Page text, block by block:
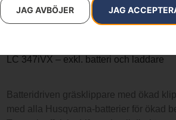
JAG
JAG AVBÖJER
Varumärken: Husqvarna
9 790kr
LC 347iVX – exkl. batteri och laddare
Batteridriven gräsklippare med ökad
med alla Husqvarna-batterier för ökad